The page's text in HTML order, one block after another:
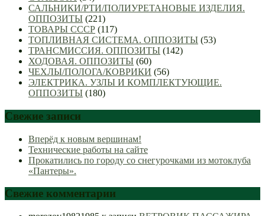
САЛЬНИКИ/РТИ/ПОЛИУРЕТАНОВЫЕ ИЗДЕЛИЯ.
ОППОЗИТЫ (221)
ТОВАРЫ СССР (117)
ТОПЛИВНАЯ СИСТЕМА. ОППОЗИТЫ (53)
ТРАНСМИССИЯ. ОППОЗИТЫ (142)
ХОДОВАЯ. ОППОЗИТЫ (60)
ЧЕХЛЫ/ПОЛОГА/КОВРИКИ (56)
ЭЛЕКТРИКА. УЗЛЫ И КОМПЛЕКТУЮЩИЕ.
ОППОЗИТЫ (180)
Свежие записи
Вперёд к новым вершинам!
Технические работы на сайте
Прокатились по городу со снегурочками из мотоклуба
«Пантеры».
Свежие комментарии